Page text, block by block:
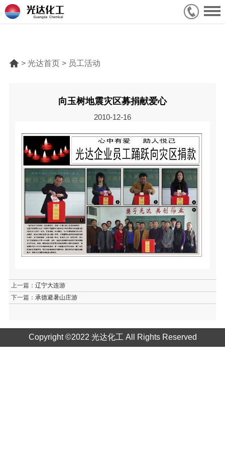
> 光达首页 > 员工活动
向玉树地震灾区募捐献爱心
2010-12-16
上一篇：辽宁大连游
下一篇：承德避暑山庄游
Copyright ©2022 光达化工 All Rights Reserved